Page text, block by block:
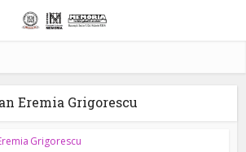
Eremia Grigorescu
Grigorescu